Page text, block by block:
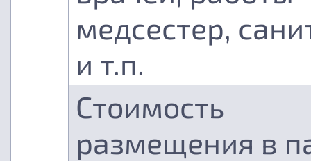
медсестер,
и т.п.
Стоимость
размещения в